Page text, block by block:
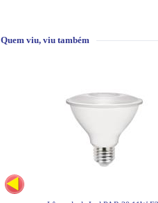
Quem viu, viu também